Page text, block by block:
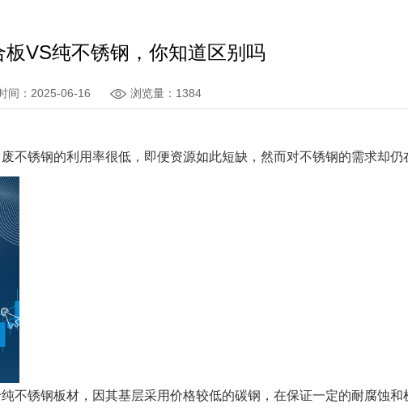
板VS纯不锈钢，你知道区别吗
间：2025-06-16 浏览量：1384
不锈钢的利用率很低，即便资源如此短缺，然而对不锈钢的需求却仍
不锈钢板材，因其基层采用价格较低的碳钢，在保证一定的耐腐蚀和